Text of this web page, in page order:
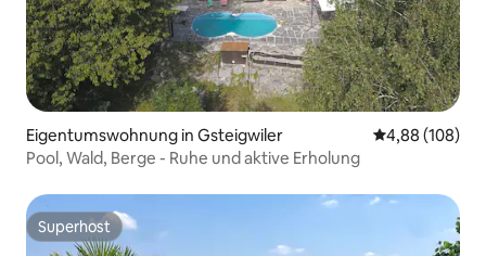
Eigentumswohnung in Gsteigwiler
4,88 (108)
Pool, Wald, Berge - Ruhe und aktive Erholung
Superhost
Superhost